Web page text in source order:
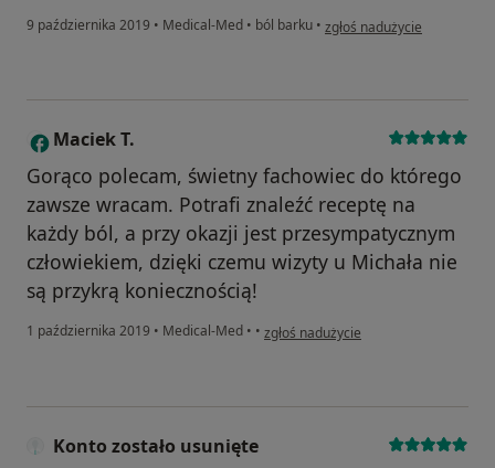
9 października 2019 • Medical-Med • ból barku • w opinii użytkownika Konto
zgłoś nadużycie
M Maciek T.
Gorąco polecam, świetny fachowiec do którego
zawsze wracam. Potrafi znaleźć receptę na
każdy ból, a przy okazji jest przesympatycznym
człowiekiem, dzięki czemu wizyty u Michała nie
są przykrą koniecznością!
1 października 2019 • Medical-Med • • w opinii użytkownika Maciek T.
zgłoś nadużycie
Konto zostało usunięte